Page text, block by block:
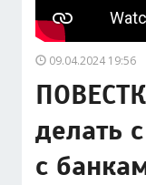
09.04.2024 19:56
делать
с